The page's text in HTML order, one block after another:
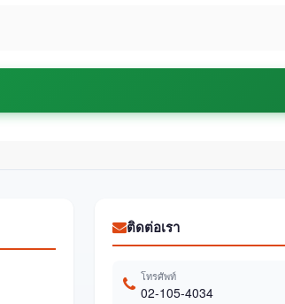
ติดต่อเรา
โทรศัพท์
02-105-4034